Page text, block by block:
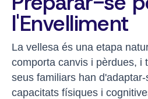
l'Envelliment
La vellesa és una etapa
comporta canvis i pèrdues, i
seus familiars han
capacitats físiques i